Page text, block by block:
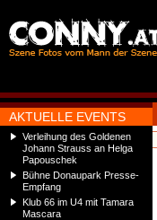
AKTUELLE EVENTS
Verleihung des Goldenen
Johann Strauss an Helga
Papouschek
Bühne Donaupark Presse-
Empfang
Klub 66 im U4 mit Tamara
Mascara